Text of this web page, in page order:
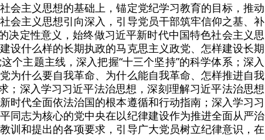
会主义思想的基础上，锚定党纪学习教育的目标，推动
会主义思想引向深入，引导党员干部筑牢信仰之基、补
决定性意义，始终做习近平新时代中国特色社会主义思
设什么样的长期执政的马克思主义政党、怎样建设长期
个主题主线，深入把握“十三个坚持”的科学体系；深入
为什么要自我革命、为什么能自我革命、怎样推进自我
；深入学习习近平法治思想，深刻理解习近平法治思想
时代全面依法治国的根本遵循和行动指南；深入学习习
同志为核心的党中央在以纪律建设作为推进全面从严治
训和提出的各项要求，引导广大党员树立纪律意识，在